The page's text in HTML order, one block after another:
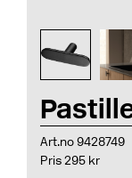
Art.no 9428749
Pris 295 kr